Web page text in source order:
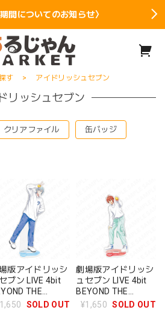
間についてのお知らせ〉
す アイドリッシュセブン
リッシュセブン
クリアファイル 缶バッジ
版アイドリッシ
ブン LIVE 4bit
THE
アクリルス
SOLD OUT
劇場版アイドリッシ
ュセブン LIVE 4bit
BEYOND THE
PERiOD アクリルス
¥1,650 SOLD OUT